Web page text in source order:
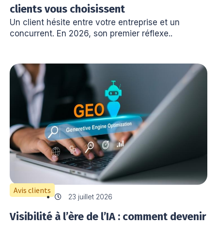
clients vous choisissent
Un client hésite entre votre entreprise et un
concurrent. En 2026, son premier réflexe..
Avis clients
23 juillet 2026
Visibilité à l’ère de l’IA : comment devenir